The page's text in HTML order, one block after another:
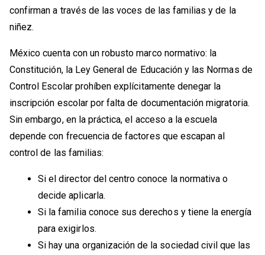
confirman a través de las voces de las familias y de la
niñez.
México cuenta con un robusto marco normativo: la
Constitución, la Ley General de Educación y las Normas de
Control Escolar prohíben explícitamente denegar la
inscripción escolar por falta de documentación migratoria.
Sin embargo, en la práctica, el acceso a la escuela
depende con frecuencia de factores que escapan al
control de las familias:
Si el director del centro conoce la normativa o
decide aplicarla.
Si la familia conoce sus derechos y tiene la energía
para exigirlos.
Si hay una organización de la sociedad civil que las